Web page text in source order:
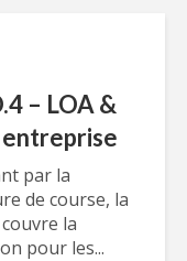
– LOA &
par la
de course, la
la
pour les...